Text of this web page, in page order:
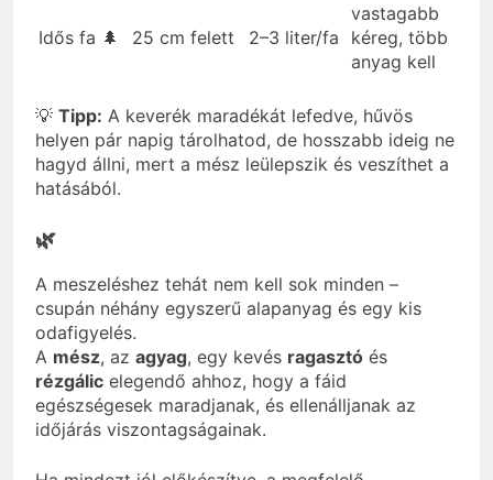
Idős fa 🌲 25 cm felett 2–3 liter/fa
vastagabb
kéreg, több
anyag kell
💡 Tipp: A keverék maradékát lefedve, hűvös
helyen pár napig tárolhatod, de hosszabb ideig ne
hagyd állni, mert a mész leülepszik és veszíthet a
hatásából.
🌿
A meszeléshez tehát nem kell sok minden –
csupán néhány egyszerű alapanyag és egy kis
odafigyelés.
A mész, az agyag, egy kevés ragasztó és
rézgálic elegendő ahhoz, hogy a fáid
egészségesek maradjanak, és ellenálljanak az
időjárás viszontagságainak.